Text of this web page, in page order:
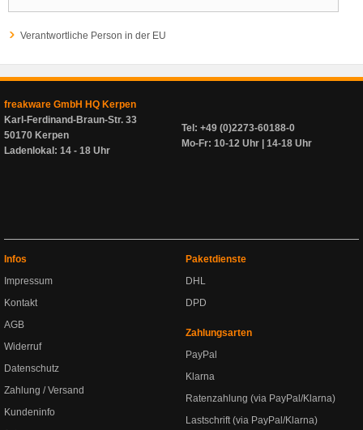
Verantwortliche Person in der EU
freakware GmbH HQ Kerpen
Karl-Ferdinand-Braun-Str. 33
50170 Kerpen
Ladenlokal: 14 - 18 Uhr
Tel: +49 (0)2273-60188-0
Mo-Fr: 10-12 Uhr | 14-18 Uhr
Infos
Impressum
Kontakt
AGB
Widerruf
Datenschutz
Zahlung / Versand
Kundeninfo
Paketdienste
DHL
DPD
Zahlungsarten
PayPal
Klarna
Ratenzahlung (via PayPal/Klarna)
Lastschrift (via PayPal/Klarna)